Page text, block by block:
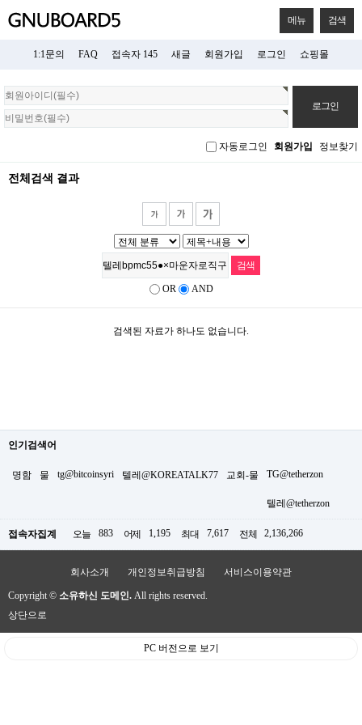
메뉴 검색
1:1문의 FAQ 접속자 145 새글 회원가입 로그인 쇼핑몰
회
원
로
자동로그인 회원가입 정보찾기
전체검색 결과
OR AND
검색된 자료가 하나도 없습니다.
인기검색어
명함 물 tg@bitcoinsyri 텔레@KOREATALK77 교회-물 TG@tetherzon
텔레@tetherzon
접속자집계 오늘 883 어제 1,195 최대 7,617 전체 2,136,266
회사소개 개인정보취급방침 서비스이용약관
Copyright © 소유하신 도메인. All rights reserved.
상단으로
PC 버전으로 보기